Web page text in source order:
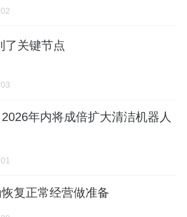
了关键节点
年内将成倍扩大清洁机器人
复正常经营做准备